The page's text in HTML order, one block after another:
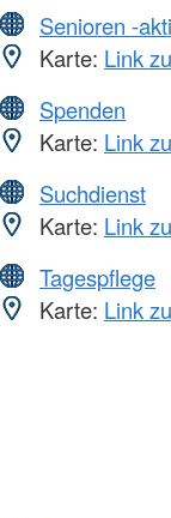
Senioren -
Karte: Link
Spenden
Karte: Link
Suchdienst
Karte: Link
Tagespflege
Karte: Link